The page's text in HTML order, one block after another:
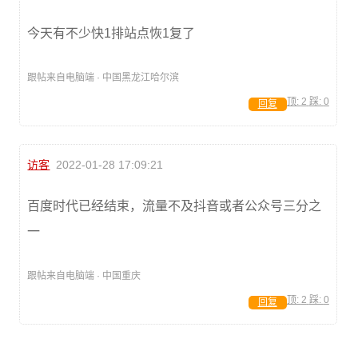
今天有不少快1排站点恢1复了
跟帖来自电脑端 · 中国黑龙江哈尔滨
顶: 2 踩: 0
回复
访客 2022-01-28 17:09:21
百度时代已经结束，流量不及抖音或者公众号三分之
一
跟帖来自电脑端 · 中国重庆
顶: 2 踩: 0
回复